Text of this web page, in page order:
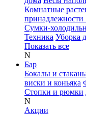
Комнатные
Сумки-
Техника Уборка
Показать все
N
Бар
Бокалы и
виски и коньяка
Стопки и рюмки
N
Акции